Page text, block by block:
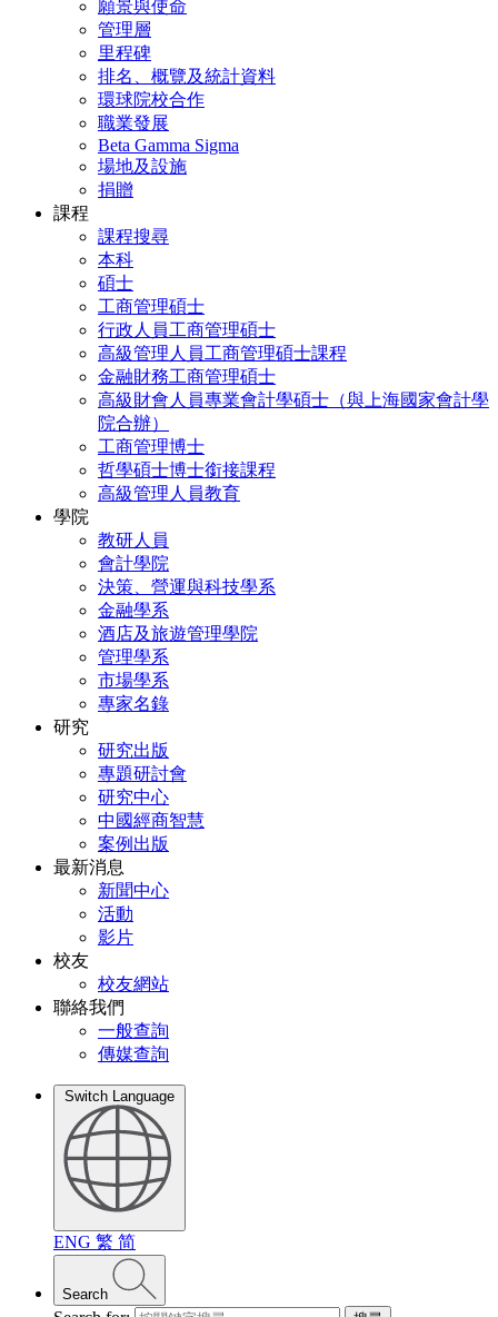
願景與使命
管理層
里程碑
排名、概覽及統計資料
環球院校合作
職業發展
Beta Gamma Sigma
場地及設施
捐贈
課程
課程搜尋
本科
碩士
工商管理碩士
行政人員工商管理碩士
高級管理人員工商管理碩士課程
金融財務工商管理碩士
高級財會人員專業會計學碩士（與上海國家會計學
院合辦）
工商管理博士
哲學碩士博士銜接課程
高級管理人員教育
學院
教研人員
會計學院
決策、營運與科技學系
金融學系
酒店及旅遊管理學院
管理學系
市場學系
專家名錄
研究
研究出版
專題研討會
研究中心
中國經商智慧
案例出版
最新消息
新聞中心
活動
影片
校友
校友網站
聯絡我們
一般查詢
傳媒查詢
Switch Language
ENG 繁 简
Search